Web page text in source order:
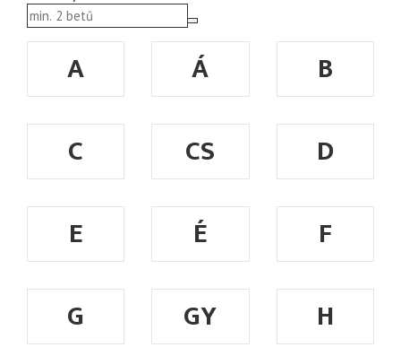
A Á
B
C
CS
D
E
É
F
G
GY
H